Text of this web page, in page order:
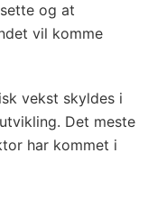
og at
vil komme
vekst skyldes i
Det meste
har kommet i